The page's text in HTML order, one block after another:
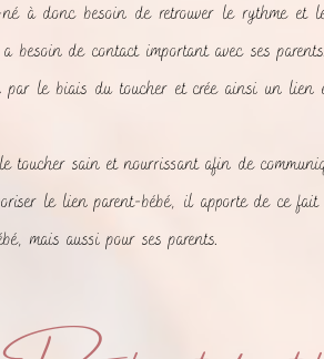
eu la
de
du
de
Maud Bernet
Nous avons fait
confiance à
Clémence pour un
à donc besoin de retrouver le rythme et
besoin de contact important avec ses
par le biais du toucher et crée ainsi un lien
toucher sain et nourrissant afin de
le lien parent-bébé, il apporte de ce
mais aussi pour ses parents.